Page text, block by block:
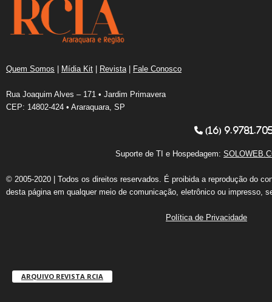
Quem Somos | Mídia Kit | Revista | Fale Conosco
Rua Joaquim Alves – 171 • Jardim Primavera
CEP: 14802-424 • Araraquara, SP
(16)
Suporte de TI e Hospedagem:
© 2005-2020 | Todos os direitos reservados. É proibida a reprodução do
desta página em qualquer meio de comunicação, eletrônico ou impresso,
Política de Privacidade
ARQUIVO REVISTA RCIA